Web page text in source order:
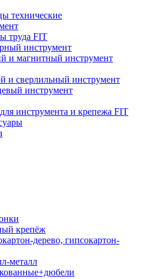
технические
труда FIT
инструмент
и магнитный инструмент
и сверлильный инструмент
инструмент
инструмента и крепежа FIT
крепёж
дерево, гипсокартон-
металл